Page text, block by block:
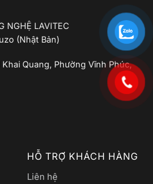
NGHỆ LAVITEC
(Nhật Bản)
Quang, Phường Vĩnh Phúc,
HỖ TRỢ KHÁCH HÀNG
Liên hệ